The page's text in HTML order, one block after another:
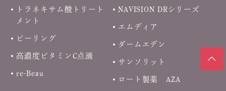
トラネキサム酸トリート
メント
ピーリング
高濃度ビタミンC点滴
re-Beau
NAVISION DRシリーズ
エムディア
ダームエデン
サンソリット
ロート製薬 AZA